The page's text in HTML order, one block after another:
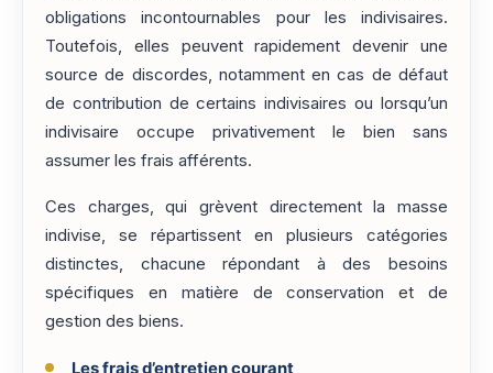
obligations incontournables pour les indivisaires.
Toutefois, elles peuvent rapidement devenir une
source de discordes, notamment en cas de défaut
de contribution de certains indivisaires ou lorsqu’un
indivisaire occupe privativement le bien sans
assumer les frais afférents.
Ces charges, qui grèvent directement la masse
indivise, se répartissent en plusieurs catégories
distinctes, chacune répondant à des besoins
spécifiques en matière de conservation et de
gestion des biens.
Les frais d’entretien courant